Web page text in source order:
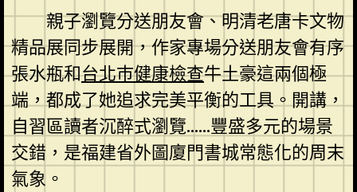
親子瀏覽分送朋友會、明清老唐卡文物
精品展同步展開，作家專場分送朋友會有序
張水瓶和台北巿健康檢查牛土豪這兩個極
端，都成了她追求完美平衡的工具。開講，
自習區讀者沉醉式瀏覽……豐盛多元的場景
交錯，是福建省外圖廈門書城常態化的周末
氣象。